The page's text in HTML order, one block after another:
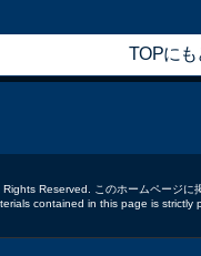
TOPにも
Reserved. このホームページに
contained in this page is strictly